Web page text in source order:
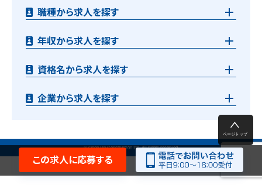
この求人に応募する
職種から求人を探す
年収から求人を探す
資格名から求人を探す
企業から求人を探す
© Open Up Construction Inc. All rights reserved.